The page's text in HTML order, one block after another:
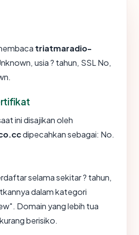
triatmaradio-
usia ? tahun, SSL No,
ini disajikan oleh
dipecahkan sebagai: No.
selama sekitar ? tahun,
dalam kategori
Domain yang lebih tua
berisiko.